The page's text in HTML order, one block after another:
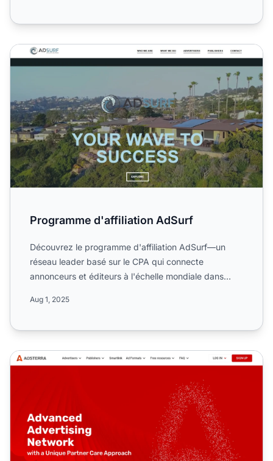
Programme d'affiliation AdSurf
Programme d'affiliation AdSurf
Découvrez le programme d'affiliation AdSurf—un
réseau leader basé sur le CPA qui connecte
annonceurs et éditeurs à l'échelle mondiale dans
Aug 1, 2025
Programme d'affiliation Adsterra CPA Network